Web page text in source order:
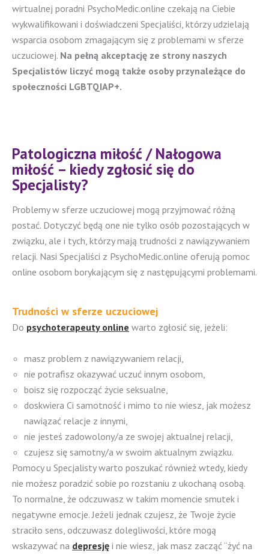
wirtualnej poradni PsychoMedic.online czekają na Ciebie
wykwalifikowani i doświadczeni Specjaliści, którzy udzielają
wsparcia osobom zmagającym się z problemami w sferze
uczuciowej. Na pełną akceptację ze strony naszych
Specjalistów liczyć mogą także osoby przynależące do
społeczności LGBTQIAP+.
Patologiczna miłość / Nałogowa
miłość – kiedy zgłosić się do
Specjalisty?
Problemy w sferze uczuciowej mogą przyjmować różną
postać. Dotyczyć będą one nie tylko osób pozostających w
związku, ale i tych, którzy mają trudności z nawiązywaniem
relacji. Nasi Specjaliści z PsychoMedic.online oferują pomoc
online osobom borykającym się z następującymi problemami.
Trudności w sferze uczuciowej
Do psychoterapeuty online warto zgłosić się, jeżeli:
masz problem z nawiązywaniem relacji,
nie potrafisz okazywać uczuć innym osobom,
boisz się rozpocząć życie seksualne,
doskwiera Ci samotność i mimo to nie wiesz, jak możesz
nawiązać relacje z innymi,
nie jesteś zadowolony/a ze swojej aktualnej relacji,
czujesz się samotny/a w swoim aktualnym związku.
Pomocy u Specjalisty warto poszukać również wtedy, kiedy
nie możesz poradzić sobie po rozstaniu z ukochaną osobą.
To normalne, że odczuwasz w takim momencie smutek i
negatywne emocje. Jeżeli jednak czujesz, że Twoje życie
straciło sens, odczuwasz dolegliwości, które mogą
wskazywać na depresję i nie wiesz, jak masz zacząć “żyć na